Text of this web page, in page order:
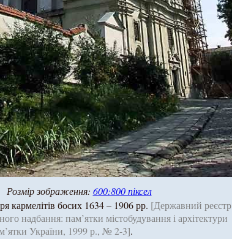
Розмір зображення: 600:800 піксел
кармелітів босих 1634 – 1906 рр. [Державний реєстр
надбання: пам’ятки містобудування і архітектури
України, 1999 р., № 2-3].